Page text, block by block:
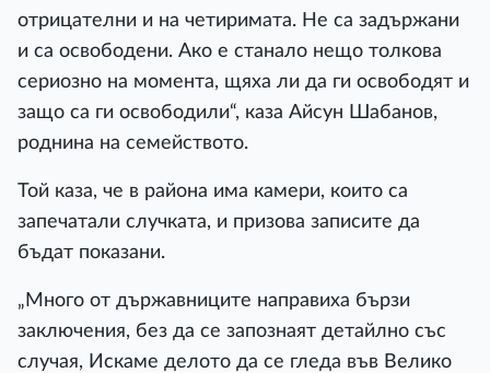
отрицателни и на четиримата. Не са задържани
и са освободени. Ако е станало нещо толкова
сериозно на момента, щяха ли да ги освободят и
защо са ги освободили“, каза Айсун Шабанов,
роднина на семейството.
Той каза, че в района има камери, които са
запечатали случката, и призова записите да
бъдат показани.
„Много от държавниците направиха бързи
заключения, без да се запознаят детайлно със
случая, Искаме делото да се гледа във Велико